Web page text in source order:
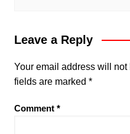
Leave a Reply
Your email address will not
fields are marked *
Comment *